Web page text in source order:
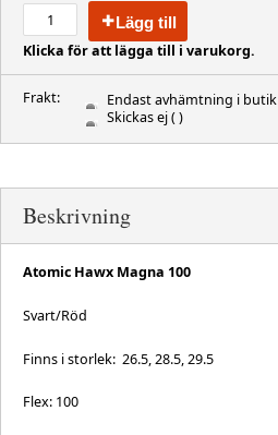
Lägg till
Klicka för att lägga till i varukorg.
Frakt: Endast avhämtning i butik
Skickas ej( )
Beskrivning
Atomic Hawx Magna 100
Svart/Röd
Finns i storlek: 26.5, 28.5, 29.5
Flex: 100